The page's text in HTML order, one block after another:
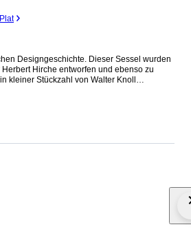
Designgeschichte. Dieser Sessel wurden
Hirche entworfen und ebenso zu
kleiner Stückzahl von Walter Knoll
keine offensichtlichen Schäden auf und
über 70 Jahre hinweg gehalten. Die
in einer separaten Auktion versteigert, der
werden.